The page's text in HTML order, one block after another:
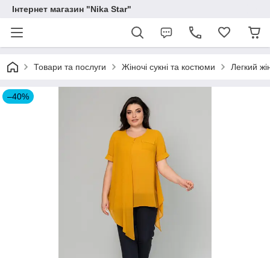
Інтернет магазин "Nika Star"
Товари та послуги Жіночі сукні та костюми Легкий
–40%